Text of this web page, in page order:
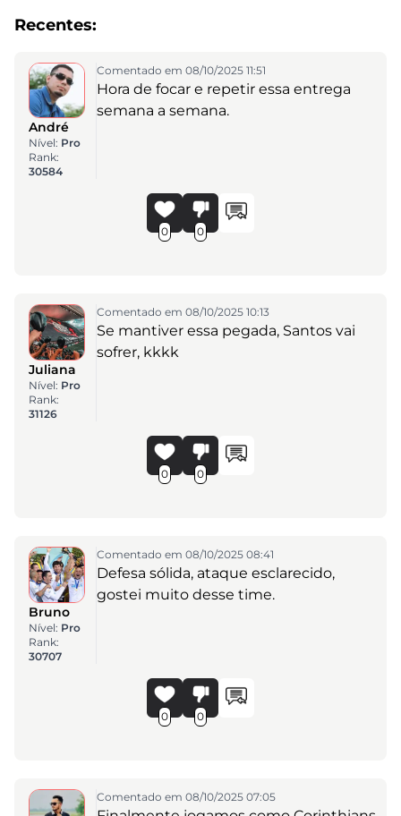
Recentes:
André
Nível: Pro
Rank:
30584
Comentado em 08/10/2025 11:51
Hora de focar e repetir essa entrega
semana a semana.
0 0
Juliana
Nível: Pro
Rank:
31126
Comentado em 08/10/2025 10:13
Se mantiver essa pegada, Santos vai
sofrer, kkkk
0 0
Bruno
Nível: Pro
Rank:
30707
Comentado em 08/10/2025 08:41
Defesa sólida, ataque esclarecido,
gostei muito desse time.
0 0
Comentado em 08/10/2025 07:05